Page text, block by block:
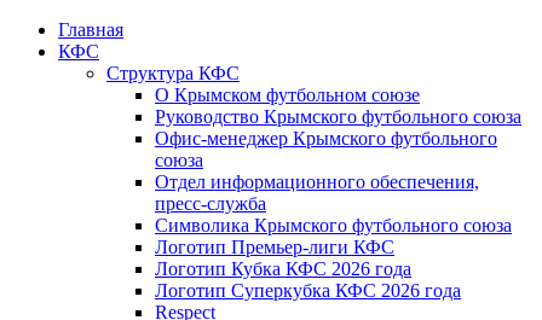
Главная
КФС
Структура КФС
О Крымском футбольном союзе
Руководство Крымского футбольного союза
Офис-менеджер Крымского футбольного
союза
Отдел информационного обеспечения,
пресс-служба
Символика Крымского футбольного союза
Логотип Премьер-лиги КФС
Логотип Кубка КФС 2026 года
Логотип Суперкубка КФС 2026 года
Respect